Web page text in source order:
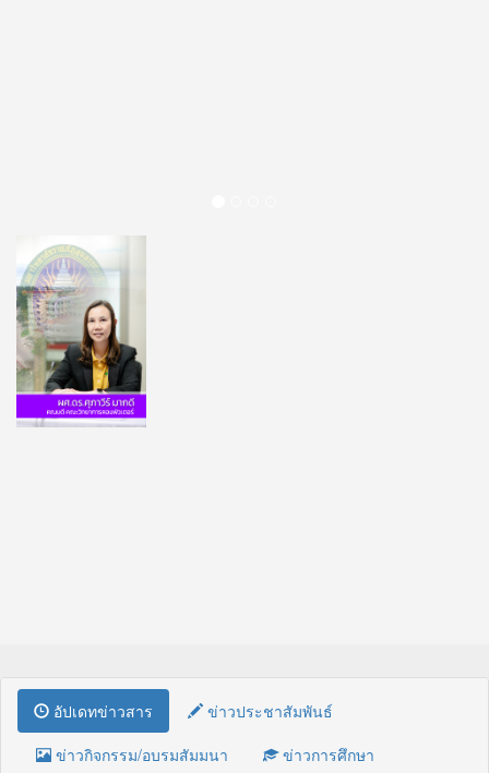
อัปเดทข่าวสาร
ข่าวประชาสัมพันธ์
ข่าวกิจกรรม/อบรมสัมมนา
ข่าวการศึกษา